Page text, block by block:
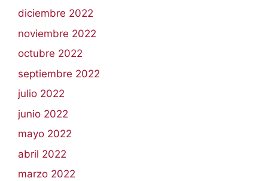
diciembre 2022
noviembre 2022
octubre 2022
septiembre 2022
julio 2022
junio 2022
mayo 2022
abril 2022
marzo 2022